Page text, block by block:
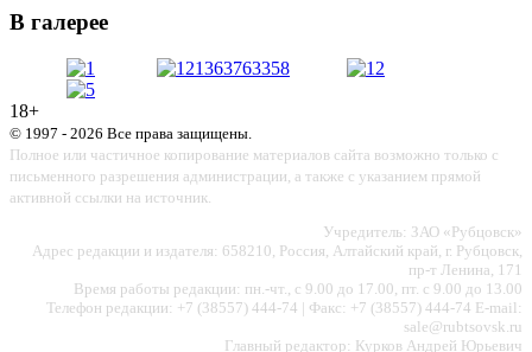
В галерее
18+
© 1997 - 2026 Все права защищены.
Полное или частичное копирование материалов сайта возможно только с
письменного разрешения администрации, а также с указанием прямой
активной ссылки на источник.
Учредитель: ЗАО «Рубцовск»
Адрес редакции и издателя: 658210, Россия, Алтайский край, г. Рубцовск,
пр-т Ленина, 171
Время работы редакции: пн.-чт., с 9.00 до 17.00, пт. с 9.00 до 13.00
Телефон редакции: +7 (38557) 444-74 | Факс: +7 (38557) 444-74 E-mail:
sale@rubtsovsk.ru
Главный редактор: Курков Андрей Юрьевич